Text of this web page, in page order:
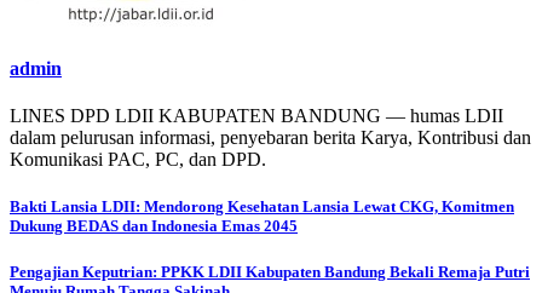
admin
LINES DPD LDII KABUPATEN BANDUNG — humas LDII
dalam pelurusan informasi, penyebaran berita Karya, Kontribusi dan
Komunikasi PAC, PC, dan DPD.
Post
navigation
Bakti Lansia LDII: Mendorong Kesehatan Lansia Lewat CKG, Komitmen
Dukung BEDAS dan Indonesia Emas 2045
Pengajian Keputrian: PPKK LDII Kabupaten Bandung Bekali Remaja Putri